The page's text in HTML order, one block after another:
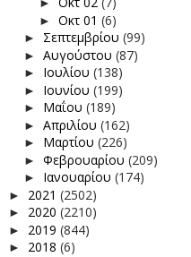
► Οκτ 01 (6)
► Σεπτεμβρίου (99)
► Αυγούστου (87)
► Ιουλίου (138)
► Ιουνίου (199)
► Μαΐου (189)
► Απριλίου (162)
► Μαρτίου (226)
► Φεβρουαρίου (209)
► Ιανουαρίου (174)
► 2021 (2502)
► 2020 (2210)
► 2019 (844)
► 2018 (6)